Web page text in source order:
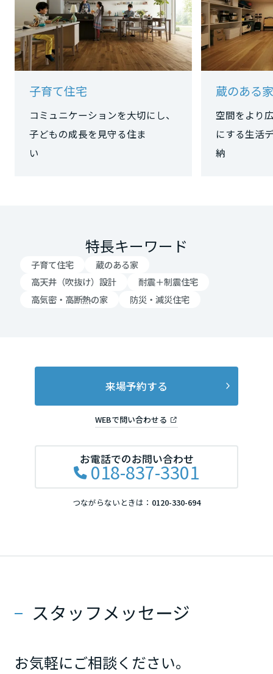
子育て住宅
コミュニケーションを大切にし、
子どもの成長を見守る住ま
い
蔵のある家
空間をより
にする生活
特長キーワード
子育て住宅
蔵のある家
高天井（吹抜け）設計
耐震＋制震住宅
高気密・高断熱の家
防災・減災住宅
来場予約する
WEBで問い合わせる
お電話でのお問い合わせ
018-837-3301
つながらないときは： 0120-330-694
スタッフメッセージ
お気軽にご相談ください。
岡山県
広島県
徳島県
高知県
福岡県
大分県